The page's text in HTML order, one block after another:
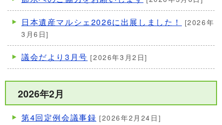
日本遺産マルシェ2026に出展しました！
[2026年
3月6日]
議会だより3月号 [2026年3月2日]
2026年2月
第4回定例会議事録 [2026年2月24日]